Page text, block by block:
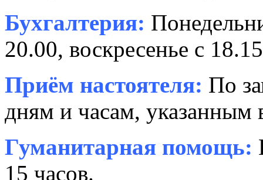
Бухгалтерия:
20.00, воскресенье с
Приём настоятеля: По
дням и часам, указанным
Гуманитарная помощь:
15 часов.